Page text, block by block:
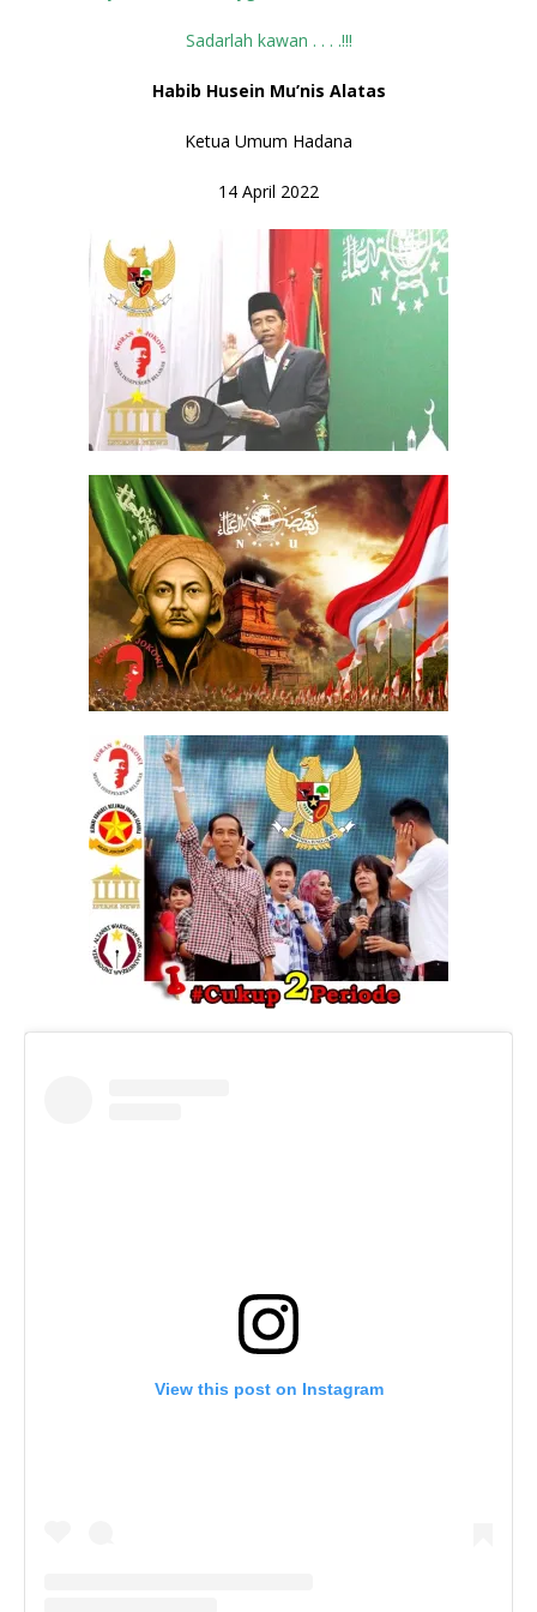
Sadarlah kawan . . . .!!!
Habib Husein Mu’nis Alatas
Ketua Umum Hadana
14 April 2022
View this post on Instagram